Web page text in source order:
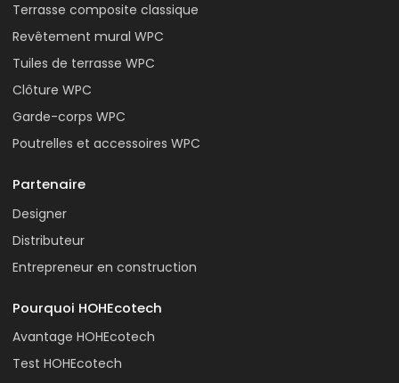
Terrasse composite classique
Revêtement mural WPC
Tuiles de terrasse WPC
Clôture WPC
Garde-corps WPC
Poutrelles et accessoires WPC
Partenaire
Designer
Distributeur
Entrepreneur en construction
Pourquoi HOHEcotech
Avantage HOHEcotech
Test HOHEcotech